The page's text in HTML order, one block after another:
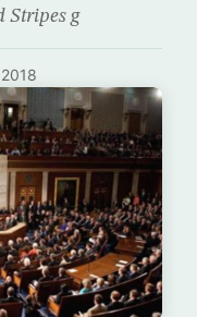
Stripes g